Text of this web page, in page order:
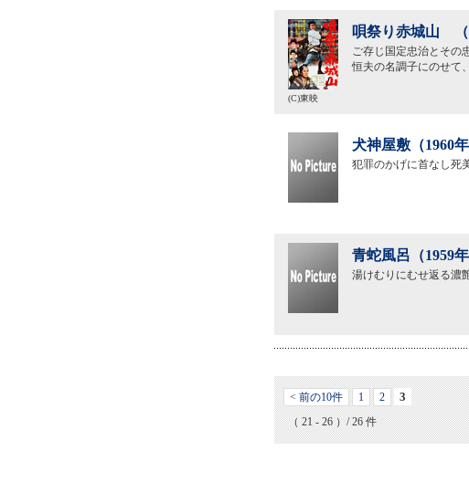
唄祭り赤城山 （
ご存じ国定忠治とその
恒夫の名調子にのせて
(C)東映
犬神屋敷（1960年
犯罪のかげに首なし死
青蛇風呂（1959年
湯けむりにむせ返る濃
< 前の10件 1 2 3
（ 21 - 26 ）/ 26 件